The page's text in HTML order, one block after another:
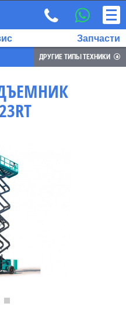
Запчасти
ДРУГИЕ ТИПЫ ТЕХНИКИ